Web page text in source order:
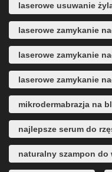
laserowe usuwanie
laserowe zamykanie
laserowe zamykanie
laserowe zamykanie
mikrodermabrazja na
najlepsze serum do
naturalny szampon do